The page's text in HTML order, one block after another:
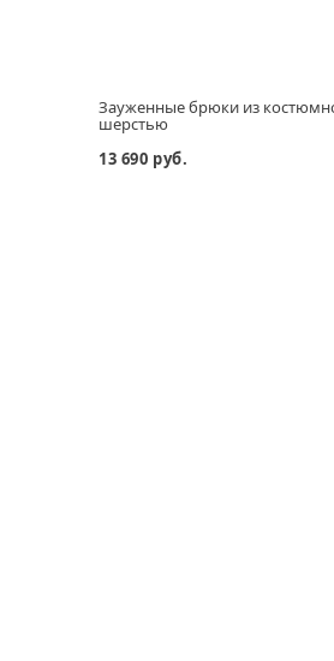
Зауженные брюки из
шерстью
13 690 руб.